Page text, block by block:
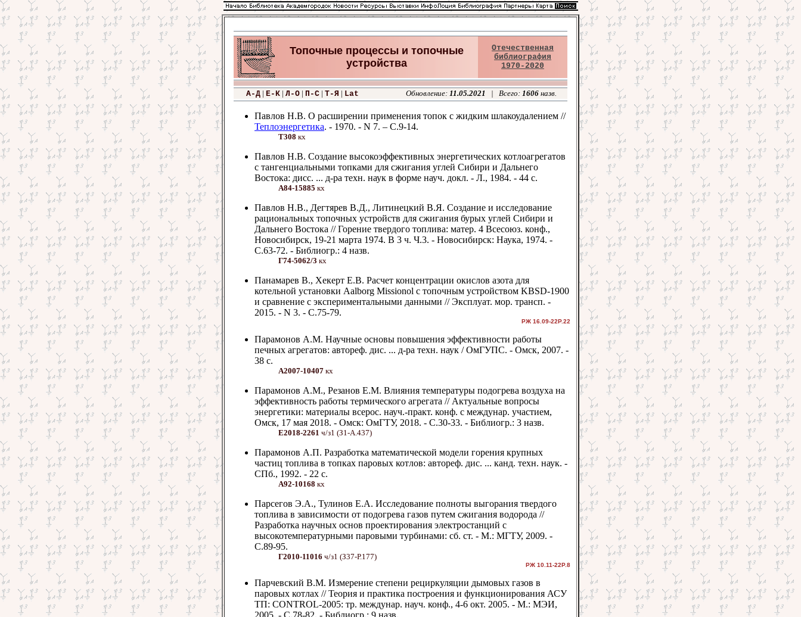
Топочные процессы и топочные
устройства
Отечественная
библиография
1970-2020
А-Д| Е-К| Л-О| П-С| Т-Я | Lat Обновление: 11.05.2021 | Всего: 1606назв.
Павлов Н.В. О расширении применения топок с жидким шлакоудалением //
Теплоэнергетика. - 1970. - N 7. – С.9-14.
Т308 кх
Павлов Н.В. Создание высокоэффективных энергетических котлоагрегатов
с тангенциальными топками для сжигания углей Сибири и Дальнего
Востока: дисс. ... д-ра техн. наук в форме науч. докл. - Л., 1984. - 44 с.
А84-15885 кх
Павлов Н.В., Дегтярев В.Д., Литинецкий В.Я. Создание и исследование
рациональных топочных устройств для сжигания бурых углей Сибири и
Дальнего Востока // Горение твердого топлива: матер. 4 Всесоюз. конф.,
Новосибирск, 19-21 марта 1974. В 3 ч. Ч.3. - Новосибирск: Наука, 1974. -
С.63-72. - Библиогр.: 4 назв.
Г74-5062/3 кх
Панамарев В., Хекерт Е.В. Расчет концентрации окислов азота для
котельной установки Aalborg Missionol с топочным устройством KBSD-1900
и сравнение с экспериментальными данными // Эксплуат. мор. трансп. -
2015. - N 3. - С.75-79.
РЖ 16.09-22Р.22
Парамонов А.М. Научные основы повышения эффективности работы
печных агрегатов: автореф. дис. ... д-ра техн. наук / ОмГУПС. - Омск, 2007. -
38 с.
А2007-10407 кх
Парамонов А.М., Резанов Е.М. Влияния температуры подогрева воздуха на
эффективность работы термического агрегата // Актуальные вопросы
энергетики: материалы всерос. науч.-практ. конф. с междунар. участием,
Омск, 17 мая 2018. - Омск: ОмГТУ, 2018. - С.30-33. - Библиогр.: 3 назв.
Е2018-2261 ч/з1 (З1-А.437)
Парамонов А.П. Разработка математической модели горения крупных
частиц топлива в топках паровых котлов: автореф. дис. ... канд. техн. наук. -
СПб., 1992. - 22 с.
А92-10168 кх
Парсегов Э.А., Тулинов Е.А. Исследование полноты выгорания твердого
топлива в зависимости от подогрева газов путем сжигания водорода //
Разработка научных основ проектирования электростанций с
высокотемпературными паровыми турбинами: сб. ст. - М.: МГТУ, 2009. -
С.89-95.
Г2010-11016 ч/з1 (З37-Р.177)
РЖ 10.11-22Р.8
Парчевский В.М. Измерение степени рециркуляции дымовых газов в
паровых котлах // Теория и практика построения и функционирования АСУ
ТП: CONTROL-2005: тр. междунар. науч. конф., 4-6 окт. 2005. - М.: МЭИ,
2005. - С.78-82. - Библиогр.: 9 назв.